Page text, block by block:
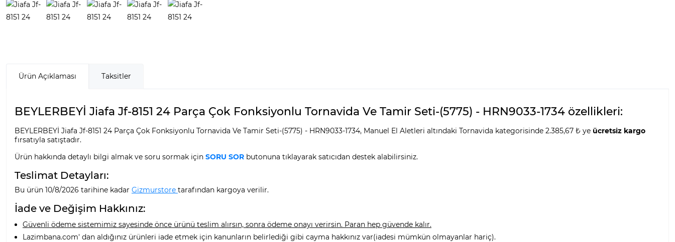
Ürün Açıklaması Taksitler
BEYLERBEYİ Jiafa Jf-8151 24 Parça Çok Fonksiyonlu Tornavida Ve Tamir Seti-(5775) - HRN9033-1734 özellikleri:
BEYLERBEYİ Jiafa Jf-8151 24 Parça Çok Fonksiyonlu Tornavida Ve Tamir Seti-(5775) - HRN9033-1734, Manuel El Aletleri altındaki Tornavida kategorisinde 2.385,67 ₺ ye ücretsiz kargo
fırsatıyla satıştadır.
Ürün hakkında detaylı bilgi almak ve soru sormak için SORU SOR butonuna tıklayarak satıcıdan destek alabilirsiniz.
Teslimat Detayları:
Bu ürün 10/8/2026 tarihine kadar Gizmurstore tarafından kargoya verilir.
İade ve Değişim Hakkınız:
Güvenli ödeme sistemimiz sayesinde önce ürünü teslim alırsın, sonra ödeme onayı verirsin. Paran hep güvende kalır.
Lazimbana.com' dan aldığınız ürünleri iade etmek için kanunların belirlediği gibi cayma hakkınız var(iadesi mümkün olmayanlar hariç).